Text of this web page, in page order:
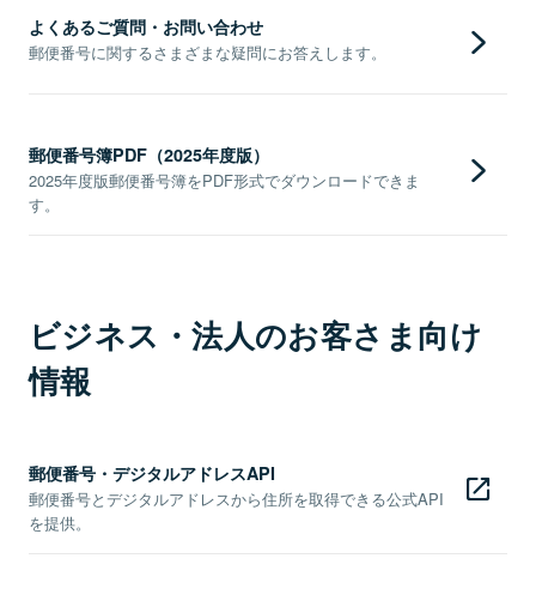
よくあるご質問・お問い合わせ
郵便番号に関するさまざまな疑問にお答えします。
郵便番号簿PDF（2025年度版）
2025年度版郵便番号簿をPDF形式でダウンロードできま
す。
ビジネス・法人のお客さま向け
情報
郵便番号・デジタルアドレスAPI
郵便番号とデジタルアドレスから住所を取得できる公式API
を提供。